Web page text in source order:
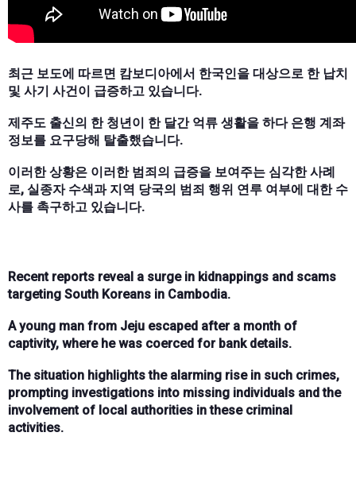
최근 보도에 따르면 캄보디아에서 한국인을 대상으로 한 납치
및 사기 사건이 급증하고 있습니다.
제주도 출신의 한 청년이 한 달간 억류 생활을 하다 은행 계좌
정보를 요구당해 탈출했습니다.
이러한 상황은 이러한 범죄의 급증을 보여주는 심각한 사례
로, 실종자 수색과 지역 당국의 범죄 행위 연루 여부에 대한 수
사를 촉구하고 있습니다.
Recent reports reveal a surge in kidnappings and scams
targeting South Koreans in Cambodia.
A young man from Jeju escaped after a month of
captivity, where he was coerced for bank details.
The situation highlights the alarming rise in such crimes,
prompting investigations into missing individuals and the
involvement of local authorities in these criminal
activities.